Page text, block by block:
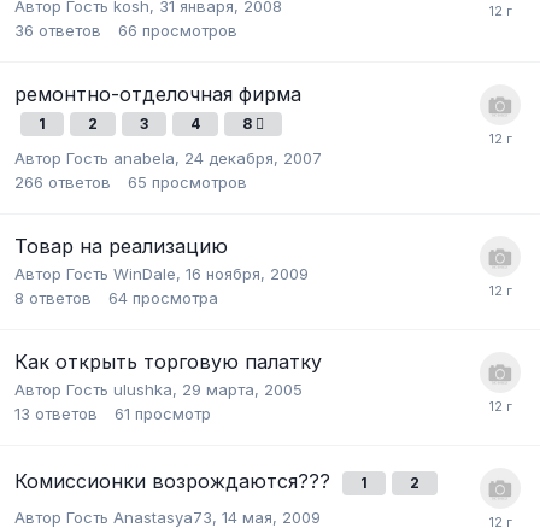
Автор Гость kosh, 31 января, 2008
36 ответов 66 просмотров
ремонтно-отделочная фирма
1 2 3 4 8
Автор Гость anabela, 24 декабря, 2007
266 ответов 65 просмотров
Товар на реализацию
Автор Гость WinDale, 16 ноября, 2009
8 ответов 64 просмотра
Как открыть торговую палатку
Автор Гость ulushka, 29 марта, 2005
13 ответов 61 просмотр
Комиссионки возрождаются??? 1 2
Автор Гость Anastasya73, 14 мая, 2009